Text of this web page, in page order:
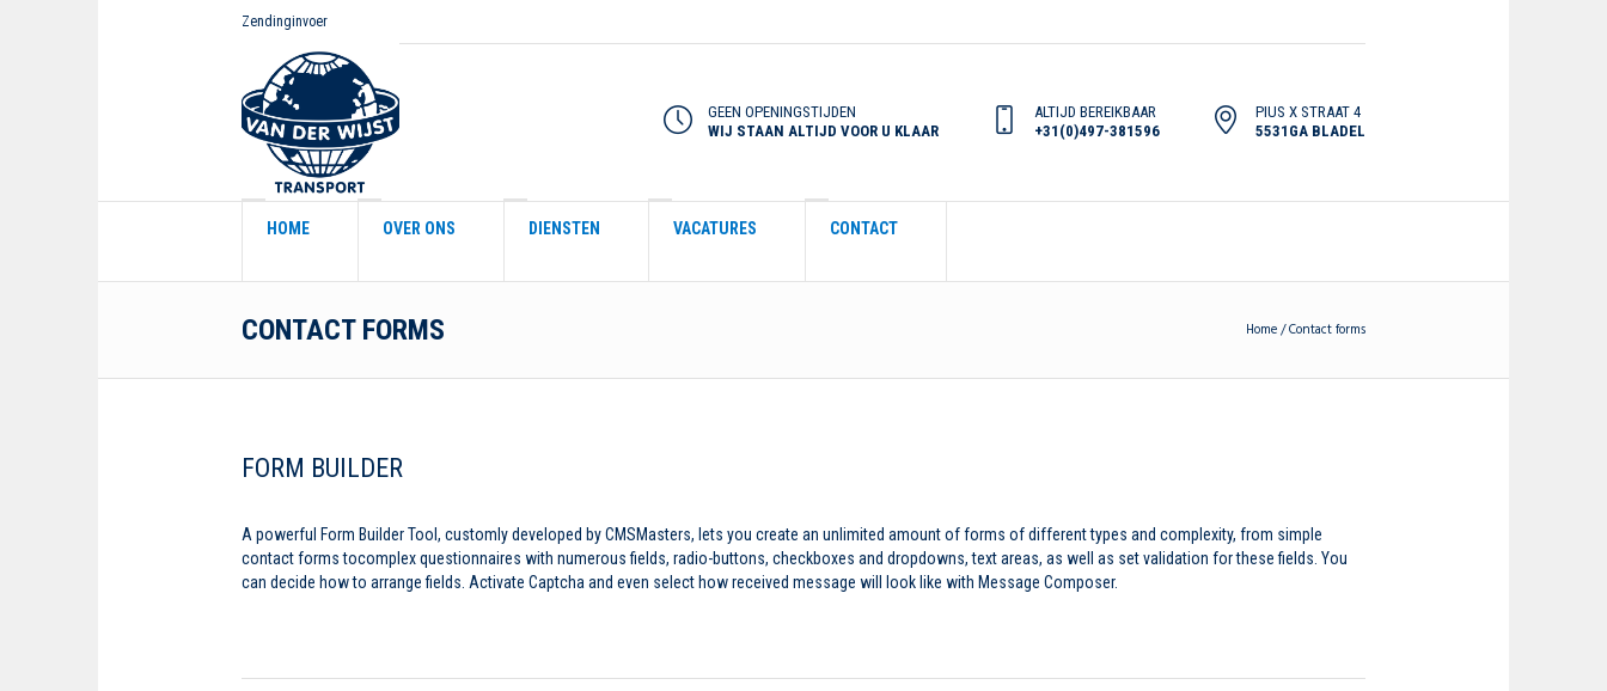
Zendinginvoer
GEEN OPENINGSTIJDEN
WIJ STAAN ALTIJD VOOR U KLAAR
ALTIJD BEREIKBAAR
+31(0)497-381596
PIUS X STRAAT 4
5531GA BLADEL
HOME OVER ONS DIENSTEN VACATURES CONTACT
CONTACT FORMS Home/Contact forms
FORM BUILDER
A powerful Form Builder Tool, customly developed by CMSMasters, lets you create an unlimited amount of forms of different types and complexity, from simple
contact forms tocomplex questionnaires with numerous fields, radio-buttons, checkboxes and dropdowns, text areas, as well as set validation for these fields. You
can decide how to arrange fields. Activate Captcha and even select how received message will look like with Message Composer.